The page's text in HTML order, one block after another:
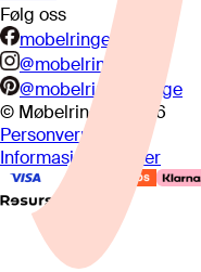
Følg oss
mobelringen.no
@mobelringen
@mobelringennorge
© Møbelringen
2026
Personvern
Informasjonskapsler